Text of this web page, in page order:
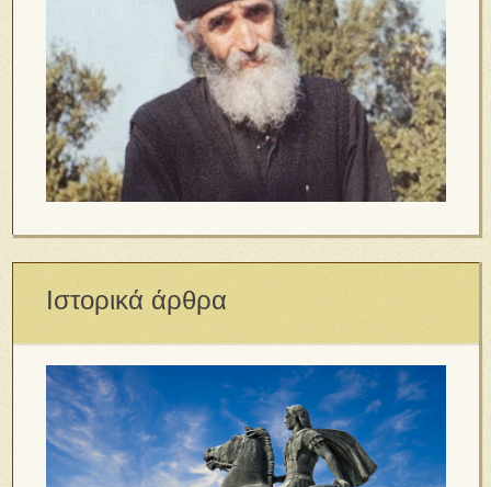
Ιστορικά άρθρα